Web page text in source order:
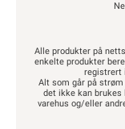
Alle produkter på
enkelte produkter
registrert
Alt som går på
det ikke kan brukes
varehus og/eller